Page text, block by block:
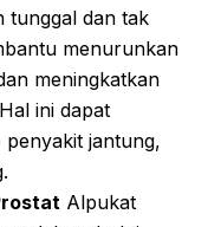
tunggal dan tak
menurunkan
meningkatkan
ini dapat
jantung,
Alpukat